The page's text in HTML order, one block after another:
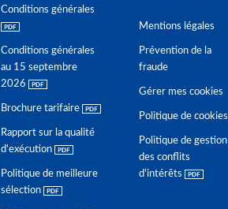
Conditions générales
Conditions générales
au 15 septembre
2026
Brochure tarifaire
Rapport sur la qualité
d'exécution
Politique de meilleure
sélection
Mentions légales
Prévention de la
fraude
Gérer mes cookies
Politique de cookies
Politique de gestion
des conflits
d'intérêts